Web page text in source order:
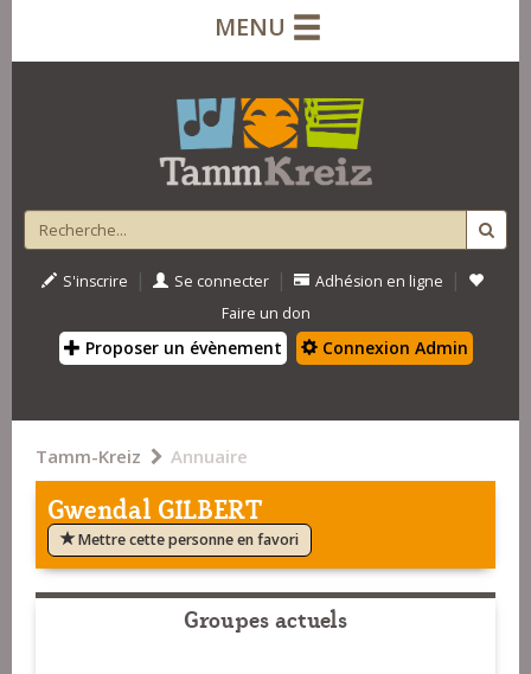
MENU
S'inscrire | Se connecter | Adhésion en ligne |
Faire un don
Proposer un évènement Connexion Admin
Tamm-Kreiz Annuaire
Gwendal GILBERT
Mettre cette personne en favori
Groupes actuels